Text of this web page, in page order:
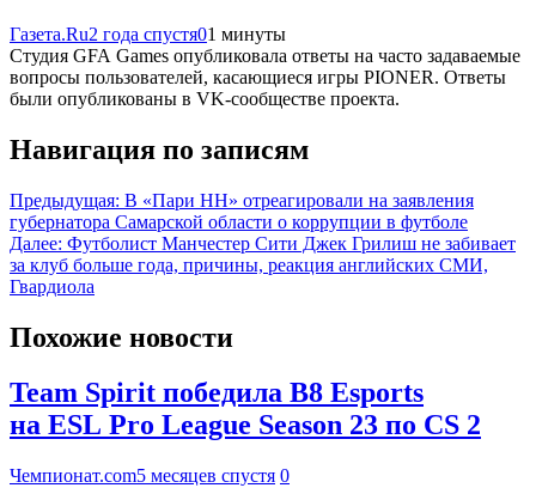
Газета.Ru2 года спустя01 минуты
Студия GFA Games опубликовала ответы на часто задаваемые
вопросы пользователей, касающиеся игры PIONER. Ответы
были опубликованы в VK-сообществе проекта.
Навигация по записям
Предыдущая: В «Пари НН» отреагировали на заявления
губернатора Самарской области о коррупции в футболе
Далее: Футболист Манчестер Сити Джек Грилиш не забивает
за клуб больше года, причины, реакция английских СМИ,
Гвардиола
Похожие новости
Team Spirit победила B8 Esports
на ESL Pro League Season 23 по CS 2
Чемпионат.com5 месяцев спустя 0